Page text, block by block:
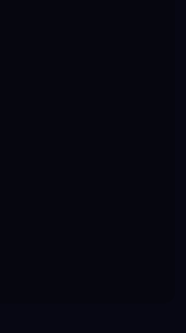
wycofana w dowolnym
na zgodność z